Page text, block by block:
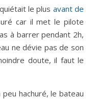
le plus avant de
car il met le pilote
à barrer pendant 2h,
ne dévie pas de son
doute, il faut le
hachuré, le bateau